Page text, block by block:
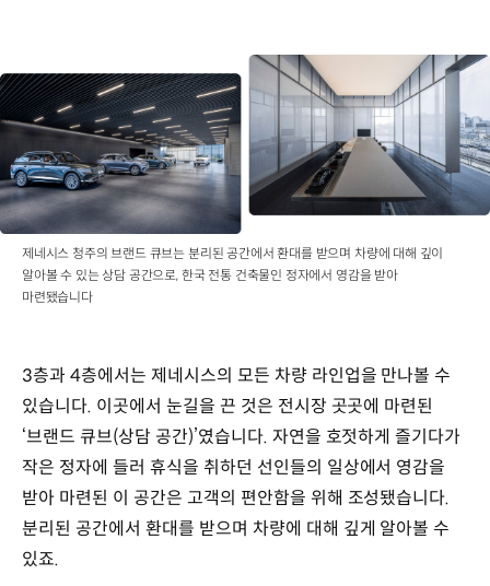
제네시스 청주의 브랜드 큐브는 분리된 공간에서 환대를 받으며 차량에 대해 깊이
알아볼 수 있는 상담 공간으로, 한국 전통 건축물인 정자에서 영감을 받아
마련됐습니다
3층과 4층에서는 제네시스의 모든 차량 라인업을 만나볼 수
있습니다. 이곳에서 눈길을 끈 것은 전시장 곳곳에 마련된
‘브랜드 큐브(상담 공간)’였습니다. 자연을 호젓하게 즐기다가
작은 정자에 들러 휴식을 취하던 선인들의 일상에서 영감을
받아 마련된 이 공간은 고객의 편안함을 위해 조성됐습니다.
분리된 공간에서 환대를 받으며 차량에 대해 깊게 알아볼 수
있죠.